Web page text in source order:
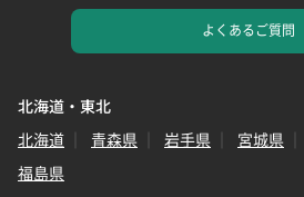
よくあるご質問
北海道・東北
北海道
青森県 岩手県 宮城県
福島県